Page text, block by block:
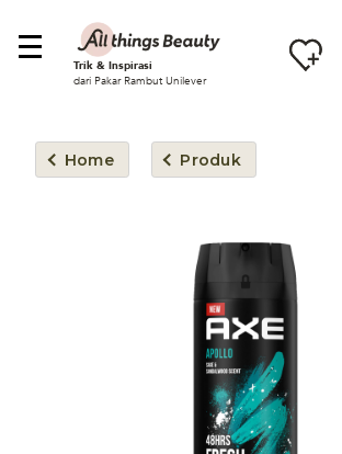
Trik & Inspirasi
dari Pakar Rambut Unilever
Home Produk